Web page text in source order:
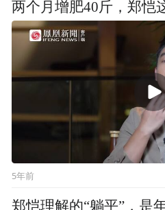
两个月增肥40斤，郑恺
5年前
郑恺理解的“躺平”，是